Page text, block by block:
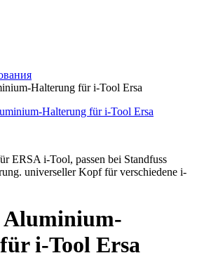
Halterung für i-Tool Ersa
ERSA i-Tool, passen bei Standfuss
universeller Kopf für verschiedene i-
Aluminium-
i-Tool Ersa